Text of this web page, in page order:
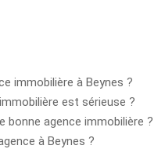
immobilière à Beynes ?
est sérieuse ?
bonne agence immobilière ?
à Beynes ?